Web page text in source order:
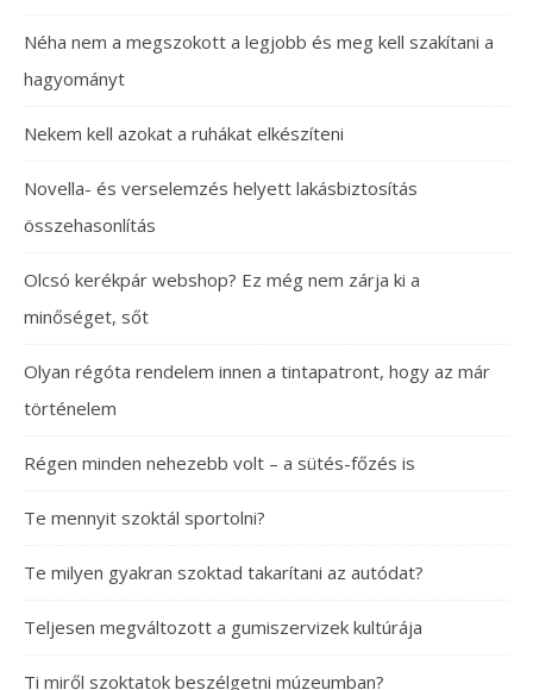
Néha nem a megszokott a legjobb és meg kell szakítani a
hagyományt
Nekem kell azokat a ruhákat elkészíteni
Novella- és verselemzés helyett lakásbiztosítás
összehasonlítás
Olcsó kerékpár webshop? Ez még nem zárja ki a
minőséget, sőt
Olyan régóta rendelem innen a tintapatront, hogy az már
történelem
Régen minden nehezebb volt – a sütés-főzés is
Te mennyit szoktál sportolni?
Te milyen gyakran szoktad takarítani az autódat?
Teljesen megváltozott a gumiszervizek kultúrája
Ti miről szoktatok beszélgetni múzeumban?